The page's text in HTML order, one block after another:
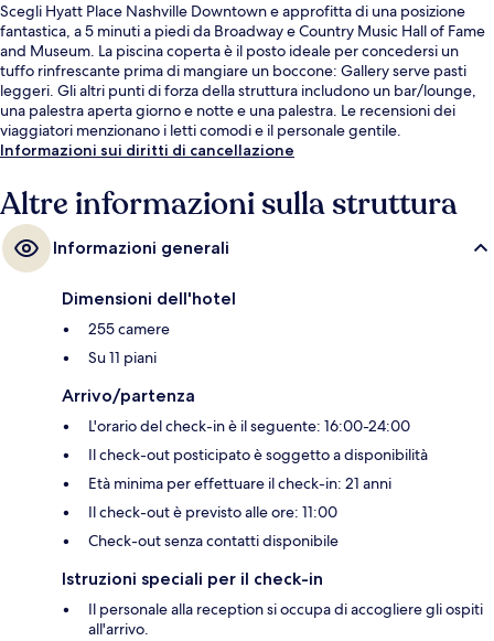
Scegli Hyatt Place Nashville Downtown e approfitta di una posizione
fantastica, a 5 minuti a piedi da Broadway e Country Music Hall of Fame
and Museum. La piscina coperta è il posto ideale per concedersi un
tuffo rinfrescante prima di mangiare un boccone: Gallery serve pasti
leggeri. Gli altri punti di forza della struttura includono un bar/lounge,
una palestra aperta giorno e notte e una palestra. Le recensioni dei
viaggiatori menzionano i letti comodi e il personale gentile.
Informazioni sui diritti di cancellazione
Altre informazioni sulla struttura
Informazioni generali
Dimensioni dell'hotel
255 camere
Su 11 piani
Arrivo/partenza
L'orario del check-in è il seguente: 16:00-24:00
Il check-out posticipato è soggetto a disponibilità
Età minima per effettuare il check-in: 21 anni
Il check-out è previsto alle ore: 11:00
Check-out senza contatti disponibile
Istruzioni speciali per il check-in
Il personale alla reception si occupa di accogliere gli ospiti
all'arrivo.